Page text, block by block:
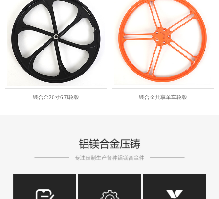
镁合金26寸6刀轮毂 镁合金共享单车轮毂